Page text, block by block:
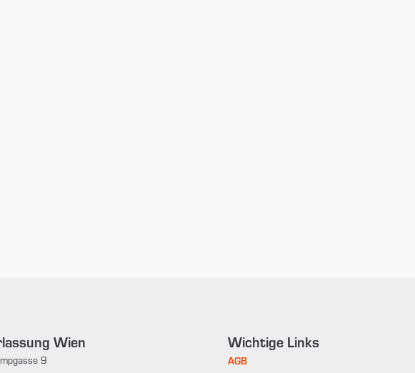
Wien
9
Wichtige Links
AGB